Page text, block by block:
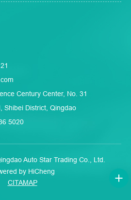
Century Center, No. 31
Shibei District, Qingdao
5020
Auto Star Trading Co., Ltd.
by HiCheng
CITAMAP